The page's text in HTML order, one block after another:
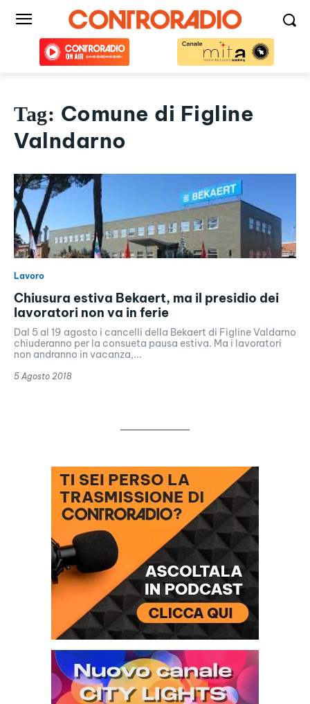
Tag: Comune di Figline
Valndarno
Lavoro
Chiusura estiva Bekaert, ma il presidio dei
lavoratori non va in ferie
Dal 5 al 19 agosto i cancelli della Bekaert di Figline Valdarno
chiuderanno per la consueta pausa estiva. Ma i lavoratori
non andranno in vacanza,...
5 Agosto 2018